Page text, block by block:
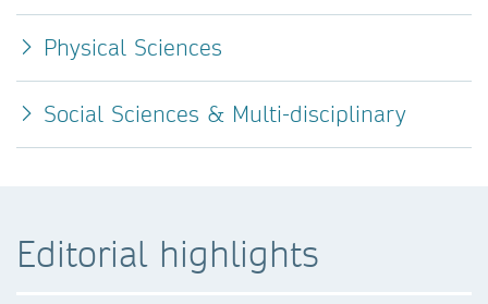
Physical Sciences
Social Sciences & Multi-disciplinary
Editorial highlights